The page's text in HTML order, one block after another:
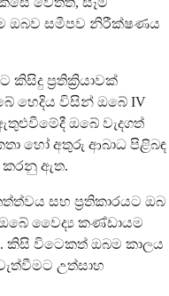
ඔබව සමීපව නිරීක්ෂණය
ප්‍රතික්‍රියාවක්
හෙදිය විසින් ඔබේ IV
ඔබේ වැදගත්
හෝ අතුරු ආබාධ පිළිබඳ
කරනු ඇත.
සහ ප්‍රතිකාරයට ඔබ
ඔබේ වෛද්‍ය කණ්ඩායම
කිසි විටෙකත් ඔබම කාලය
උත්සාහ